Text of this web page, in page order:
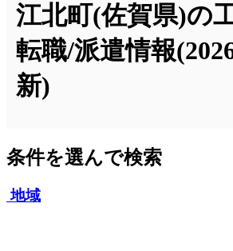
江北町(佐賀県)の
転職/派遣情報
新)
条件を選んで検索
地域